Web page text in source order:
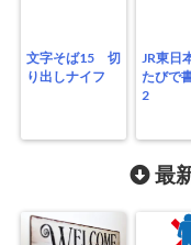
文字そば15 切
り出しナイフ
JR東日
たびで
2
最